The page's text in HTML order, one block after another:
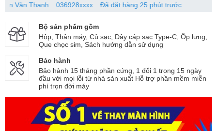
Thanh 036928xxxx Đã đặt hàng 25 phút trước
Bộ sản phẩm gồm
Hộp, Thân máy, Củ sạc, Dây cáp sạc Type-C, Ốp lưng,
Que chọc sim, Sách hướng dẫn sử dụng
Bảo hành
Bảo hành 15 tháng phần cứng, 1 đổi 1 trong 15 ngày
đầu với mọi lỗi từ nhà sản xuất Hỗ trợ phần mềm miễn
phí trọn đời máy